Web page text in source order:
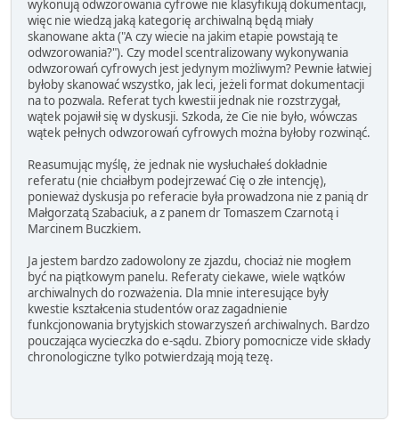
wykonują odwzorowania cyfrowe nie klasyfikują dokumentacji,
więc nie wiedzą jaką kategorię archiwalną będą miały
skanowane akta ("A czy wiecie na jakim etapie powstają te
odwzorowania?"). Czy model scentralizowany wykonywania
odwzorowań cyfrowych jest jedynym możliwym? Pewnie łatwiej
byłoby skanować wszystko, jak leci, jeżeli format dokumentacji
na to pozwala. Referat tych kwestii jednak nie rozstrzygał,
wątek pojawił się w dyskusji. Szkoda, że Cie nie było, wówczas
wątek pełnych odwzorowań cyfrowych można byłoby rozwinąć.
Reasumując myślę, że jednak nie wysłuchałeś dokładnie
referatu (nie chciałbym podejrzewać Cię o złe intencję),
ponieważ dyskusja po referacie była prowadzona nie z panią dr
Małgorzatą Szabaciuk, a z panem dr Tomaszem Czarnotą i
Marcinem Buczkiem.
Ja jestem bardzo zadowolony ze zjazdu, chociaż nie mogłem
być na piątkowym panelu. Referaty ciekawe, wiele wątków
archiwalnych do rozważenia. Dla mnie interesujące były
kwestie kształcenia studentów oraz zagadnienie
funkcjonowania brytyjskich stowarzyszeń archiwalnych. Bardzo
pouczająca wycieczka do e-sądu. Zbiory pomocnicze vide składy
chronologiczne tylko potwierdzają moją tezę.